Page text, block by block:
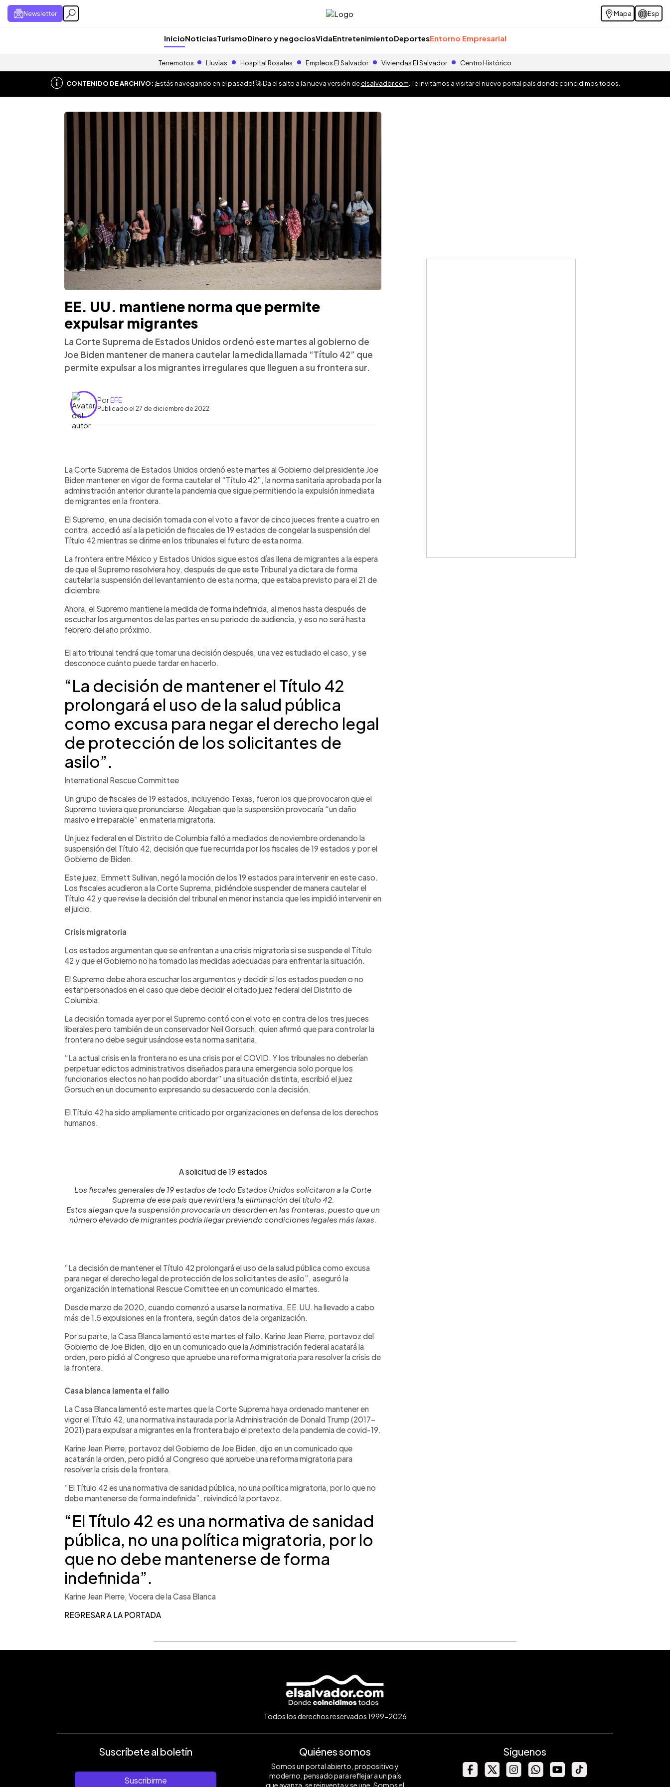
Newsletter Mapa Esp
InicioNoticiasTurismoDinero y negociosVidaEntretenimientoDeportesEntorno Empresarial
Terremotos Lluvias Hospital Rosales Empleos El Salvador Viviendas El Salvador Centro Histórico
CONTENIDO DE ARCHIVO:¡Estás navegando en el pasado! 🚀 Da el salto a la nueva versión deelsalvador.com . Te invitamos a visitar el nuevo portal país donde coincidimos todos.
EE. UU. mantiene norma que permite
expulsar migrantes
La Corte Suprema de Estados Unidos ordenó este martes al gobierno de
Joe Biden mantener de manera cautelar la medida llamada “Título 42” que
permite expulsar a los migrantes irregulares que lleguen a su frontera sur.
PorEFE
Publicado el 27 de diciembre de 2022
► Escuchar artículo
La Corte Suprema de Estados Unidos ordenó este martes al Gobierno del presidente Joe
Biden mantener en vigor de forma cautelar el “Título 42”, la norma sanitaria aprobada por la
administración anterior durante la pandemia que sigue permitiendo la expulsión inmediata
de migrantes en la frontera.
El Supremo, en una decisión tomada con el voto a favor de cinco jueces frente a cuatro en
contra, accedió así a la petición de fiscales de 19 estados de congelar la suspensión del
Título 42 mientras se dirime en los tribunales el futuro de esta norma.
La frontera entre México y Estados Unidos sigue estos días llena de migrantes a la espera
de que el Supremo resolviera hoy, después de que este Tribunal ya dictara de forma
cautelar la suspensión del levantamiento de esta norma, que estaba previsto para el 21 de
diciembre.
Ahora, el Supremo mantiene la medida de forma indefinida, al menos hasta después de
escuchar los argumentos de las partes en su periodo de audiencia, y eso no será hasta
febrero del año próximo.
El alto tribunal tendrá que tomar una decisión después, una vez estudiado el caso, y se
desconoce cuánto puede tardar en hacerlo.
“La decisión de mantener el Título 42
prolongará el uso de la salud pública
como excusa para negar el derecho legal
de protección de los solicitantes de
asilo”.
International Rescue Committee
Un grupo de fiscales de 19 estados, incluyendo Texas, fueron los que provocaron que el
Supremo tuviera que pronunciarse. Alegaban que la suspensión provocaría “un daño
masivo e irreparable” en materia migratoria.
Un juez federal en el Distrito de Columbia falló a mediados de noviembre ordenando la
suspensión del Título 42, decisión que fue recurrida por los fiscales de 19 estados y por el
Gobierno de Biden.
Este juez, Emmett Sullivan, negó la moción de los 19 estados para intervenir en este caso.
Los fiscales acudieron a la Corte Suprema, pidiéndole suspender de manera cautelar el
Título 42 y que revise la decisión del tribunal en menor instancia que les impidió intervenir en
el juicio.
Crisis migratoria
Los estados argumentan que se enfrentan a una crisis migratoria si se suspende el Título
42 y que el Gobierno no ha tomado las medidas adecuadas para enfrentar la situación.
El Supremo debe ahora escuchar los argumentos y decidir si los estados pueden o no
estar personados en el caso que debe decidir el citado juez federal del Distrito de
Columbia.
La decisión tomada ayer por el Supremo contó con el voto en contra de los tres jueces
liberales pero también de un conservador Neil Gorsuch, quien afirmó que para controlar la
frontera no debe seguir usándose esta norma sanitaria.
“La actual crisis en la frontera no es una crisis por el COVID. Y los tribunales no deberían
perpetuar edictos administrativos diseñados para una emergencia solo porque los
funcionarios electos no han podido abordar” una situación distinta, escribió el juez
Gorsuch en un documento expresando su desacuerdo con la decisión.
El Título 42 ha sido ampliamente criticado por organizaciones en defensa de los derechos
humanos.
A solicitud de 19 estados
Los fiscales generales de 19 estados de todo Estados Unidos solicitaron a la Corte
Suprema de ese país que revirtiera la eliminación del título 42.
Estos alegan que la suspensión provocaría un desorden en las fronteras, puesto que un
número elevado de migrantes podría llegar previendo condiciones legales más laxas.
“La decisión de mantener el Título 42 prolongará el uso de la salud pública como excusa
para negar el derecho legal de protección de los solicitantes de asilo”, aseguró la
organización International Rescue Comittee en un comunicado el martes.
Desde marzo de 2020, cuando comenzó a usarse la normativa, EE.UU. ha llevado a cabo
más de 1.5 expulsiones en la frontera, según datos de la organización.
Por su parte, la Casa Blanca lamentó este martes el fallo. Karine Jean Pierre, portavoz del
Gobierno de Joe Biden, dijo en un comunicado que la Administración federal acatará la
orden, pero pidió al Congreso que apruebe una reforma migratoria para resolver la crisis de
la frontera.
Casa blanca lamenta el fallo
La Casa Blanca lamentó este martes que la Corte Suprema haya ordenado mantener en
vigor el Título 42, una normativa instaurada por la Administración de Donald Trump (2017-
2021) para expulsar a migrantes en la frontera bajo el pretexto de la pandemia de covid-19.
Karine Jean Pierre, portavoz del Gobierno de Joe Biden, dijo en un comunicado que
acatarán la orden, pero pidió al Congreso que apruebe una reforma migratoria para
resolver la crisis de la frontera.
“El Título 42 es una normativa de sanidad pública, no una política migratoria, por lo que no
debe mantenerse de forma indefinida”, reivindicó la portavoz.
“El Título 42 es una normativa de sanidad
pública, no una política migratoria, por lo
que no debe mantenerse de forma
indefinida”.
Karine Jean Pierre, Vocera de la Casa Blanca
REGRESAR A LA PORTADA
Todos los derechos reservados 1999-2026
Suscríbete al boletín
Suscribirme
Quiénes somos
Somos un portal abierto, propositivo y
moderno, pensado para reflejar a un país
que avanza, se reinventa y se une. Somos el
Síguenos